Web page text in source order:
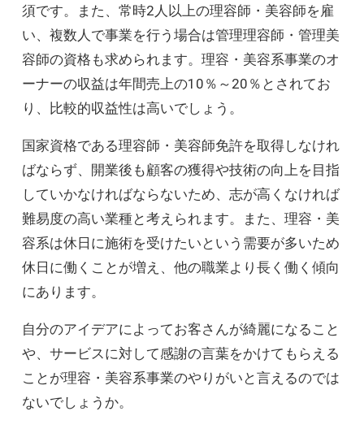
須です。また、常時2人以上の理容師・美容師を雇
い、複数人で事業を行う場合は管理理容師・管理美
容師の資格も求められます。理容・美容系事業のオ
ーナーの収益は年間売上の10％～20％とされてお
り、比較的収益性は高いでしょう。
国家資格である理容師・美容師免許を取得しなけれ
ばならず、開業後も顧客の獲得や技術の向上を目指
していかなければならないため、志が高くなければ
難易度の高い業種と考えられます。また、理容・美
容系は休日に施術を受けたいという需要が多いため
休日に働くことが増え、他の職業より長く働く傾向
にあります。
自分のアイデアによってお客さんが綺麗になること
や、サービスに対して感謝の言葉をかけてもらえる
ことが理容・美容系事業のやりがいと言えるのでは
ないでしょうか。